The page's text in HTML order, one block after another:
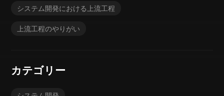
システム開発における上流工程
上流工程のやりがい
カテゴリー